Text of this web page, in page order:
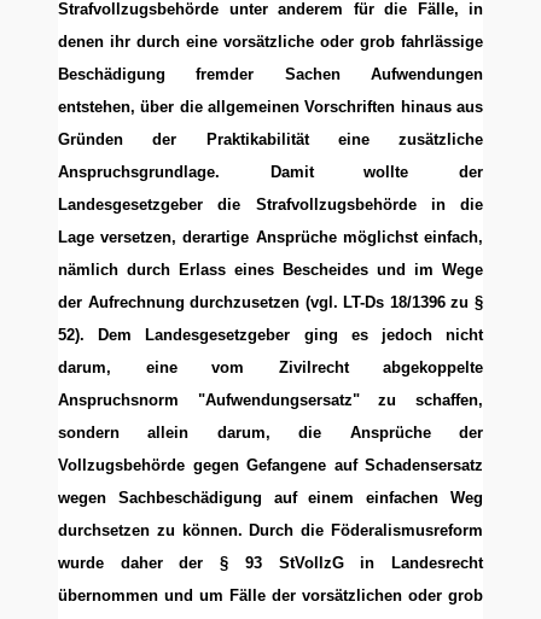
Strafvollzugsbehörde unter anderem für die Fälle, in
denen ihr durch eine vorsätzliche oder grob fahrlässige
Beschädigung fremder Sachen Aufwendungen
entstehen, über die allgemeinen Vorschriften hinaus aus
Gründen der Praktikabilität eine zusätzliche
Anspruchsgrundlage. Damit wollte der
Landesgesetzgeber die Strafvollzugsbehörde in die
Lage versetzen, derartige Ansprüche möglichst einfach,
nämlich durch Erlass eines Bescheides und im Wege
der Aufrechnung durchzusetzen (vgl. LT-Ds 18/1396 zu §
52). Dem Landesgesetzgeber ging es jedoch nicht
darum, eine vom Zivilrecht abgekoppelte
Anspruchsnorm "Aufwendungsersatz" zu schaffen,
sondern allein darum, die Ansprüche der
Vollzugsbehörde gegen Gefangene auf Schadensersatz
wegen Sachbeschädigung auf einem einfachen Weg
durchsetzen zu können. Durch die Föderalismusreform
wurde daher der § 93 StVollzG in Landesrecht
übernommen und um Fälle der vorsätzlichen oder grob